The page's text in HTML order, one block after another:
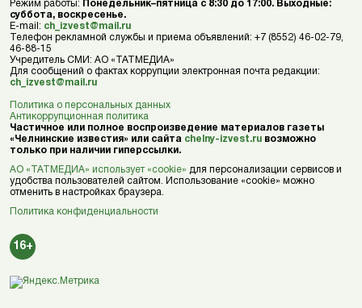
Режим работы: Понедельник–пятница с 8:30 до 17:00. Выходные:
суббота, воскресенье.
E-mail: ch_izvest@mail.ru
Телефон рекламной службы и приема объявлений: +7 (8552) 46-02-79,
46-88-15
Учредитель СМИ: АО «ТАТМЕДИА»
Для сообщений о фактах коррупции электронная почта редакции:
ch_izvest@mail.ru
Политика о персональных данных
Антикоррупционная политика
Частичное или полное воспроизведение материалов газеты
«Челнинские известия» или сайта chelny-izvest.ru возможно
только при наличии гиперссылки.
АО «ТАТМЕДИА» использует «cookie» для персонализации сервисов и
удобства пользователей сайтом. Использование «cookie» можно
отменить в настройках браузера.
Политика конфиденциальности
16+